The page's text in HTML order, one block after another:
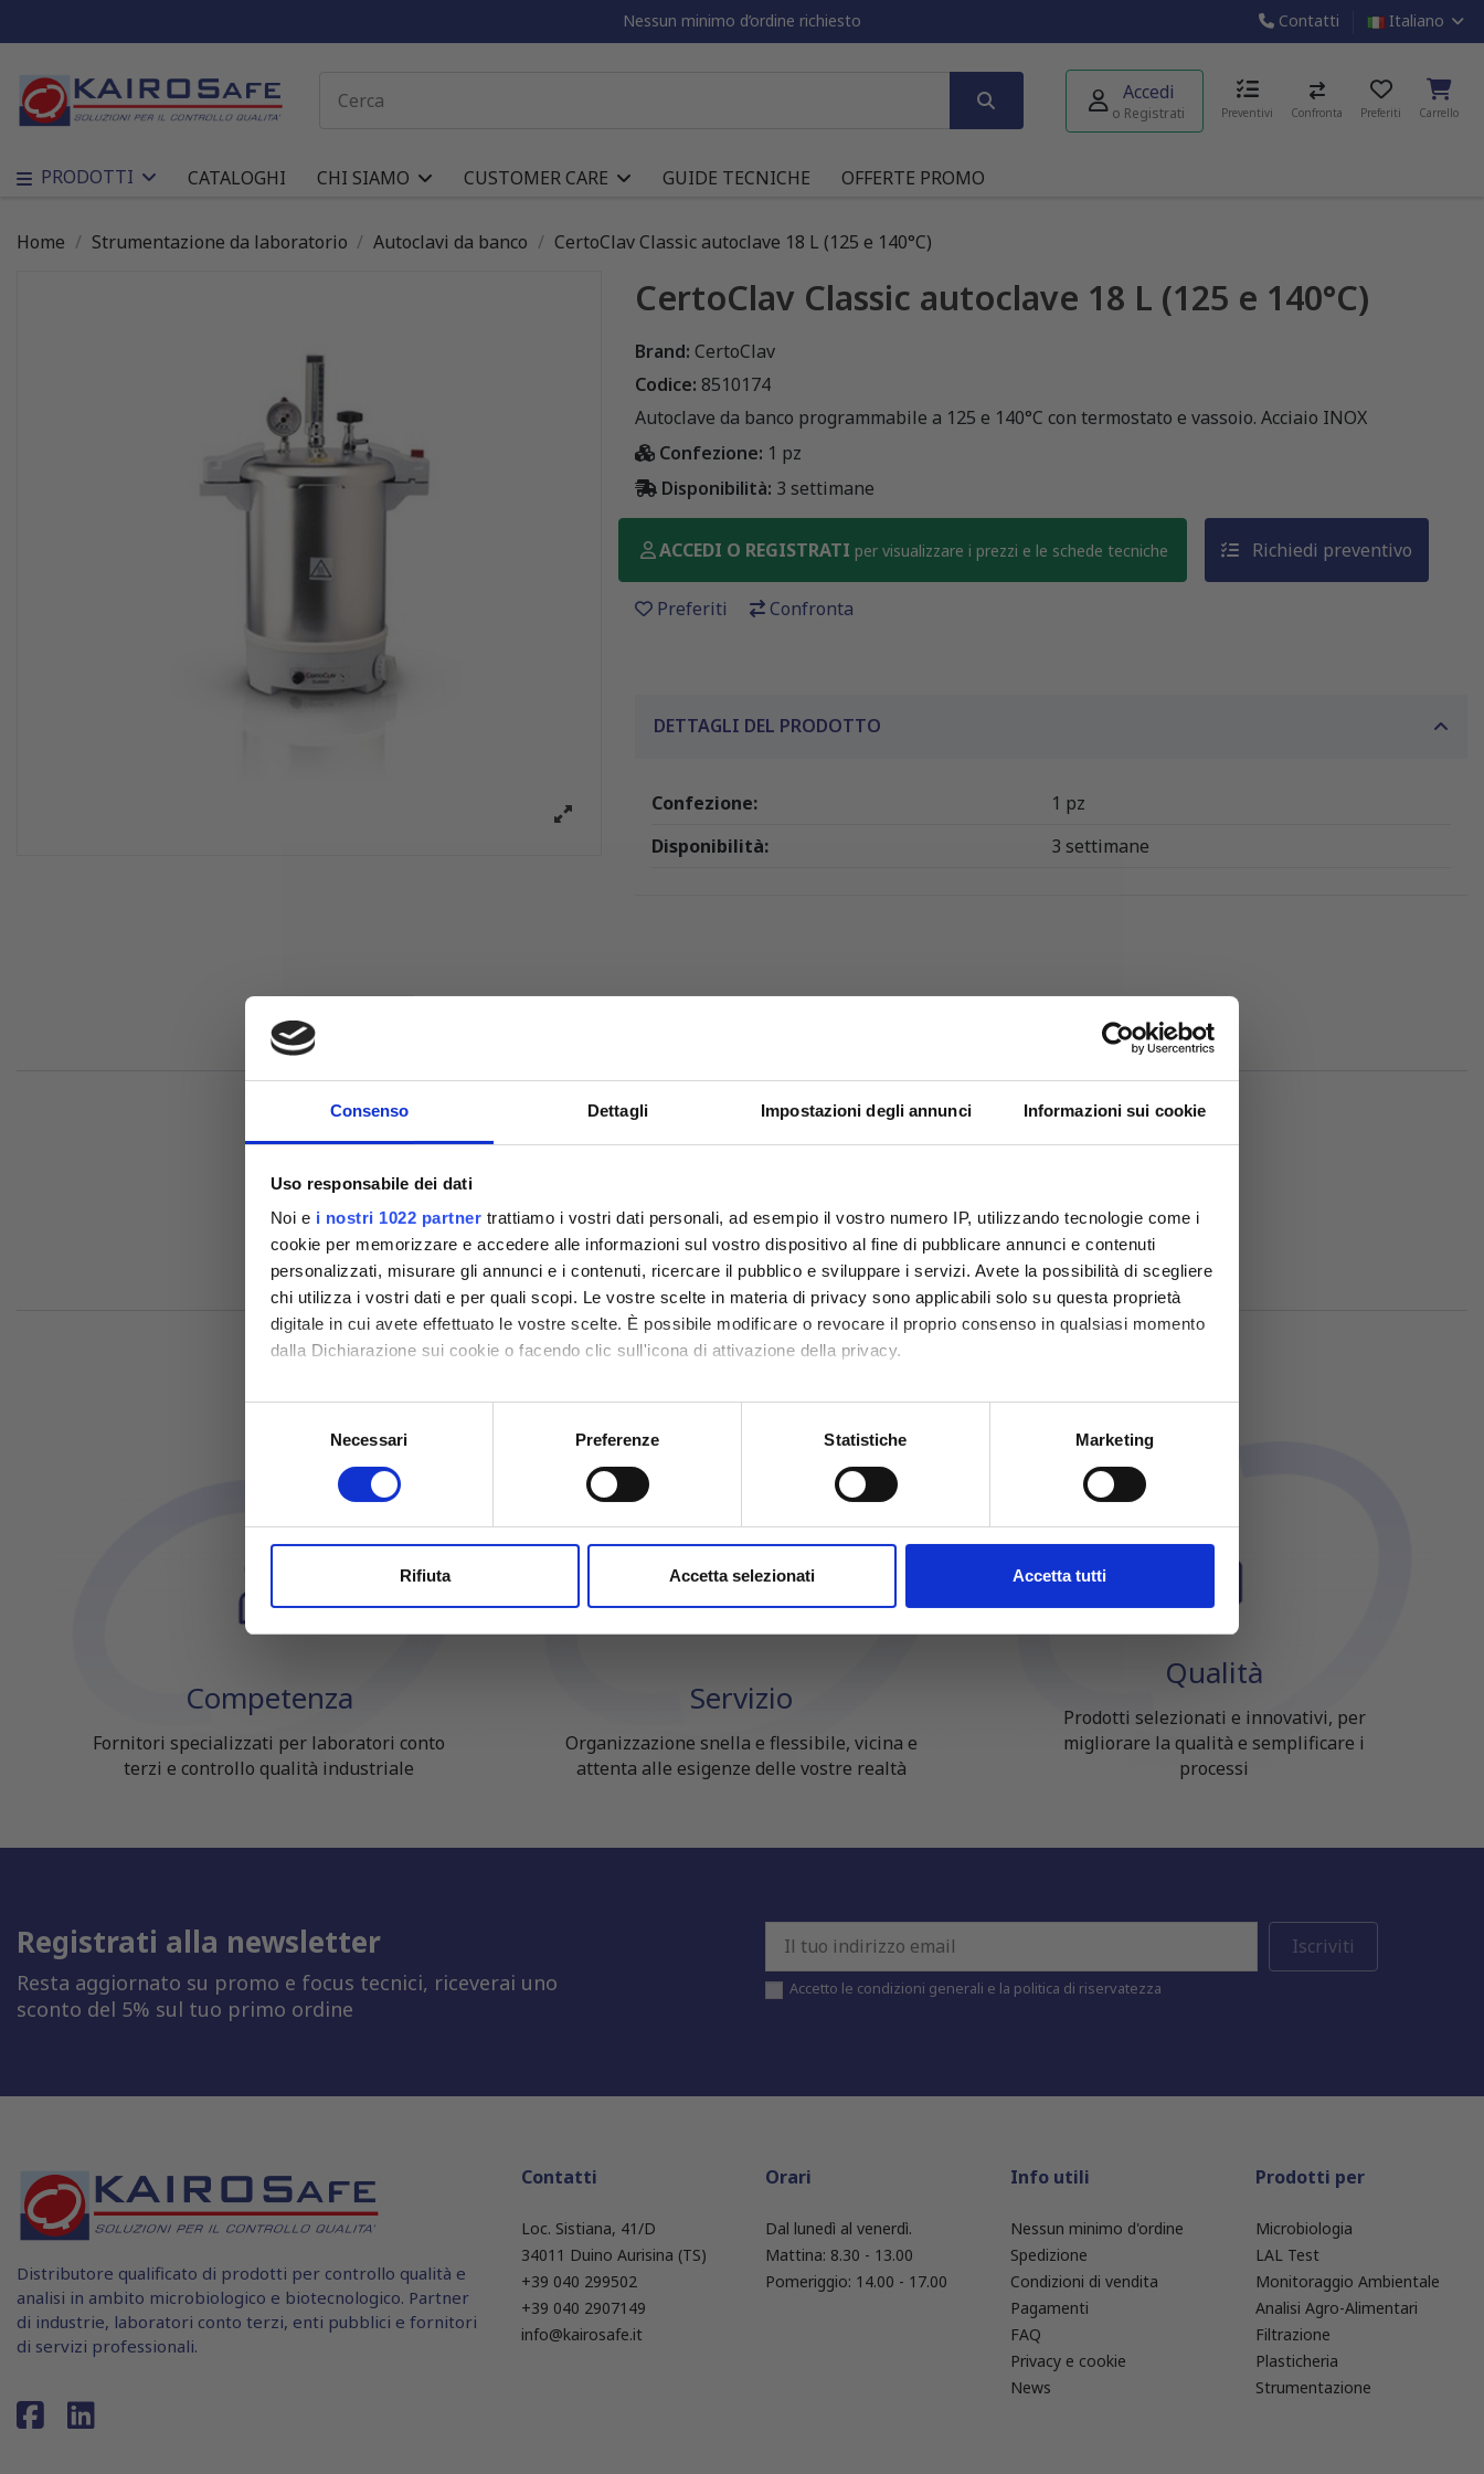
Consenso Dettagli Impostazioni degli annunci Informazioni sui cookie
Uso responsabile dei dati
Noi e i nostri 1022 partner trattiamo i vostri dati personali, ad esempio il vostro numero IP, utilizzando tecnologie come i
cookie per memorizzare e accedere alle informazioni sul vostro dispositivo al fine di pubblicare annunci e contenuti
personalizzati, misurare gli annunci e i contenuti, ricercare il pubblico e sviluppare i servizi. Avete la possibilità di scegliere
chi utilizza i vostri dati e per quali scopi. Le vostre scelte in materia di privacy sono applicabili solo su questa proprietà
digitale in cui avete effettuato le vostre scelte. È possibile modificare o revocare il proprio consenso in qualsiasi momento
dalla Dichiarazione sui cookie o facendo clic sull'icona di attivazione della privacy.
Con il tuo consenso, vorremmo anche:
raccogliere informazioni sulla tua posizione geografica, con un'approssimazione di qualche metro,
Approfondisci come vengono elaborati i tuoi dati personali e imposta le tue preferenze nella
sezione dettagli . Puoi
Utilizziamo i cookie per personalizzare contenuti ed annunci, per fornire funzionalità dei social media e per analizzare il
Necessari Preferenze Statistiche Marketing
Rifiuta Accetta selezionati Accetta tutti
Nessun minimo d’ordine richiesto Contatti Italiano
Accedi
o Registrati Preventivi Confronta Preferiti Carrello
PRODOTTI CATALOGHI CHI SIAMO CUSTOMER CARE GUIDE TECNICHE OFFERTE PROMO
Home Strumentazione da laboratorio Autoclavi da banco CertoClav Classic autoclave 18 L (125 e 140°C)
CertoClav Classic autoclave 18 L (125 e 140°C)
Brand: CertoClav
Codice: 8510174
Autoclave da banco programmabile a 125 e 140°C con termostato e vassoio. Acciaio INOX
Confezione: 1 pz
Disponibilità: 3 settimane
ACCEDI O REGISTRATI per visualizzare i prezzi e le schede tecniche Richiedi preventivo
Preferiti Confronta
DETTAGLI DEL PRODOTTO
Confezione:
1 pz
Disponibilità:
3 settimane
Completa il tuo acquisto con questi articoli compatibili o accessori:
Competenza
Fornitori specializzati per laboratori conto
terzi e controllo qualità industriale
Servizio
Organizzazione snella e flessibile, vicina e
attenta alle esigenze delle vostre realtà
Qualità
Prodotti selezionati e innovativi, per
migliorare la qualità e semplificare i
processi
Registrati alla newsletter
Resta aggiornato su promo e focus tecnici, riceverai uno
sconto del 5% sul tuo primo ordine
Accetto le condizioni generali e la politica di riservatezza
Distributore qualificato di prodotti per controllo qualità e
analisi in ambito microbiologico e biotecnologico. Partner
di industrie, laboratori conto terzi, enti pubblici e fornitori
di servizi professionali.
Contatti
Loc. Sistiana, 41/D
34011 Duino Aurisina (TS)
+39 040 299502
+39 040 2907149
info@kairosafe.it
Orari
Dal lunedì al venerdì.
Mattina: 8.30 - 13.00
Pomeriggio: 14.00 - 17.00
Info utili
Nessun minimo d'ordine
Spedizione
Condizioni di vendita
Pagamenti
FAQ
Privacy e cookie
News
Prodotti per
Microbiologia
LAL Test
Monitoraggio Ambientale
Analisi Agro-Alimentari
Filtrazione
Plasticheria
Strumentazione
OFFERTE PROMO
fino al 31 Luglio 2026
Scopri le migliori offerte del momento su molti dei
prodotti del nostro catalogo, approfittane e risparmia